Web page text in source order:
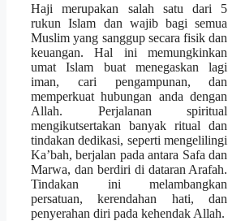
Haji merupakan salah satu dari 5
rukun Islam dan wajib bagi semua
Muslim yang sanggup secara fisik dan
keuangan. Hal ini memungkinkan
umat Islam buat menegaskan lagi
iman, cari pengampunan, dan
memperkuat hubungan anda dengan
Allah. Perjalanan spiritual
mengikutsertakan banyak ritual dan
tindakan dedikasi, seperti mengelilingi
Ka’bah, berjalan pada antara Safa dan
Marwa, dan berdiri di dataran Arafah.
Tindakan ini melambangkan
persatuan, kerendahan hati, dan
penyerahan diri pada kehendak Allah.